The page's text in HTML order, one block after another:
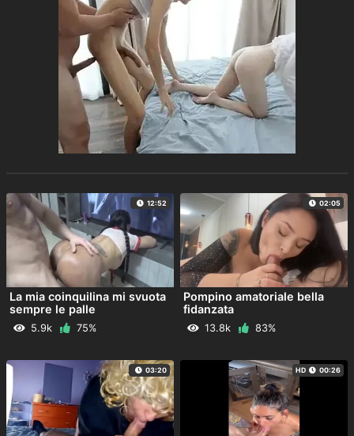
12:52
La mia coinquilina mi svuota
sempre le palle
5.9k 75%
02:05
Pompino amatoriale bella
fidanzata
13.8k 83%
03:20 HD 00:26